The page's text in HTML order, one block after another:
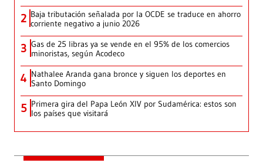
2 Baja tributación señalada por la OCDE se traduce en ahorro
corriente negativo a junio 2026
3 Gas de 25 libras ya se vende en el 95% de los comercios
minoristas, según Acodeco
4 Nathalee Aranda gana bronce y siguen los deportes en
Santo Domingo
5 Primera gira del Papa León XIV por Sudamérica: estos son
los países que visitará